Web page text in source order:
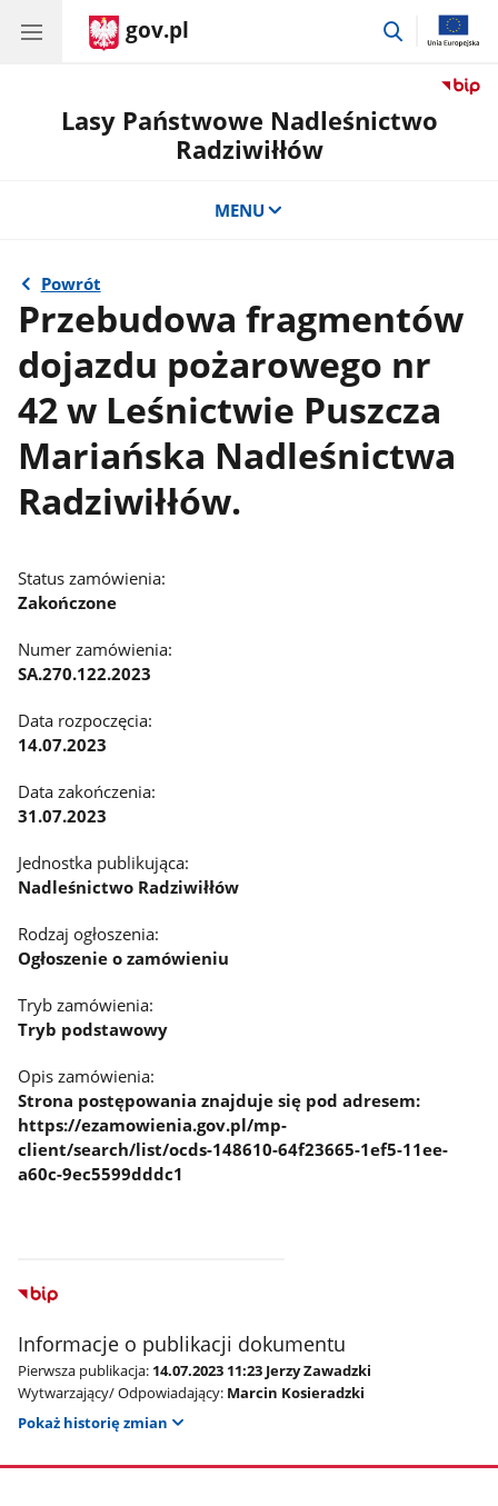
gov.pl
przejdź
Lasy Państwowe Nadleśnictwo
Radziwiłłów
MENU
Powrót
Przebudowa fragmentów
dojazdu pożarowego nr
42 w Leśnictwie Puszcza
Mariańska Nadleśnictwa
Radziwiłłów.
Status zamówienia:
Zakończone
Numer zamówienia:
SA.270.122.2023
Data rozpoczęcia:
14.07.2023
Data zakończenia:
31.07.2023
Jednostka publikująca:
Nadleśnictwo Radziwiłłów
Rodzaj ogłoszenia:
Ogłoszenie o zamówieniu
Tryb zamówienia:
Tryb podstawowy
Opis zamówienia:
Strona postępowania znajduje się pod adresem:
https://ezamowienia.gov.pl/mp-
client/search/list/ocds-148610-64f23665-1ef5-11ee-
a60c-9ec5599dddc1
Informacje o publikacji dokumentu
Pierwsza publikacja: 14.07.2023 11:23 Jerzy Zawadzki
Wytwarzający/ Odpowiadający: Marcin Kosieradzki
Pokaż historię zmian